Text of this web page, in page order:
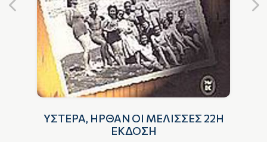
ΥΣΤΕΡΑ, ΗΡΘΑΝ ΟΙ ΜΕΛΙΣΣΕΣ 22Η
ΕΚΔΟΣΗ